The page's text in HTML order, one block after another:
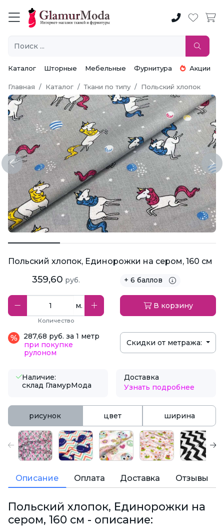
Каталог Шторные Мебельные Фурнитура Акции
Главная Каталог Ткани по типу Польский хлопок
Previous
Польский хлопок, Единорожки на сером, 160 см
359,60 руб. + 6 баллов
м.
Количество
В корзину
287,68 руб. за 1 метр
при покупке
рулоном
Скидки от метража:
Наличие:
склад ГламурМода
Доставка
Узнать подробнее
рисунок цвет ширина
Описание Оплата Доставка Отзывы
Польский хлопок, Единорожки на
сером, 160 см - описание: